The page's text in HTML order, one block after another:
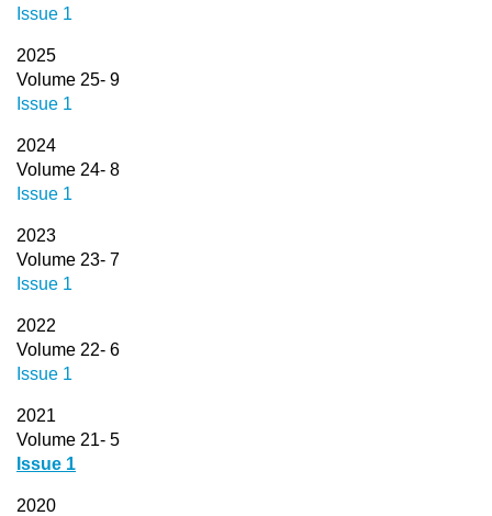
Issue 1
2025
Volume 25- 9
Issue 1
2024
Volume 24- 8
Issue 1
2023
Volume 23- 7
Issue 1
2022
Volume 22- 6
Issue 1
2021
Volume 21- 5
Issue 1
2020